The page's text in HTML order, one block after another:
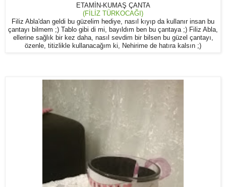
ETAMİN-KUMAŞ ÇANTA
(FİLİZ TÜRKOCAĞI)
Filiz Abla'dan geldi bu güzelim hediye, nasıl kıyıp da kullanır insan bu
çantayı bilmem ;) Tablo gibi di mi, bayıldım ben bu çantaya ;) Filiz Abla,
ellerine sağlık bir kez daha, nasıl sevdim bir bilsen bu güzel çantayı,
özenle, titizlikle kullanacağım ki, Nehirime de hatıra kalsın ;)